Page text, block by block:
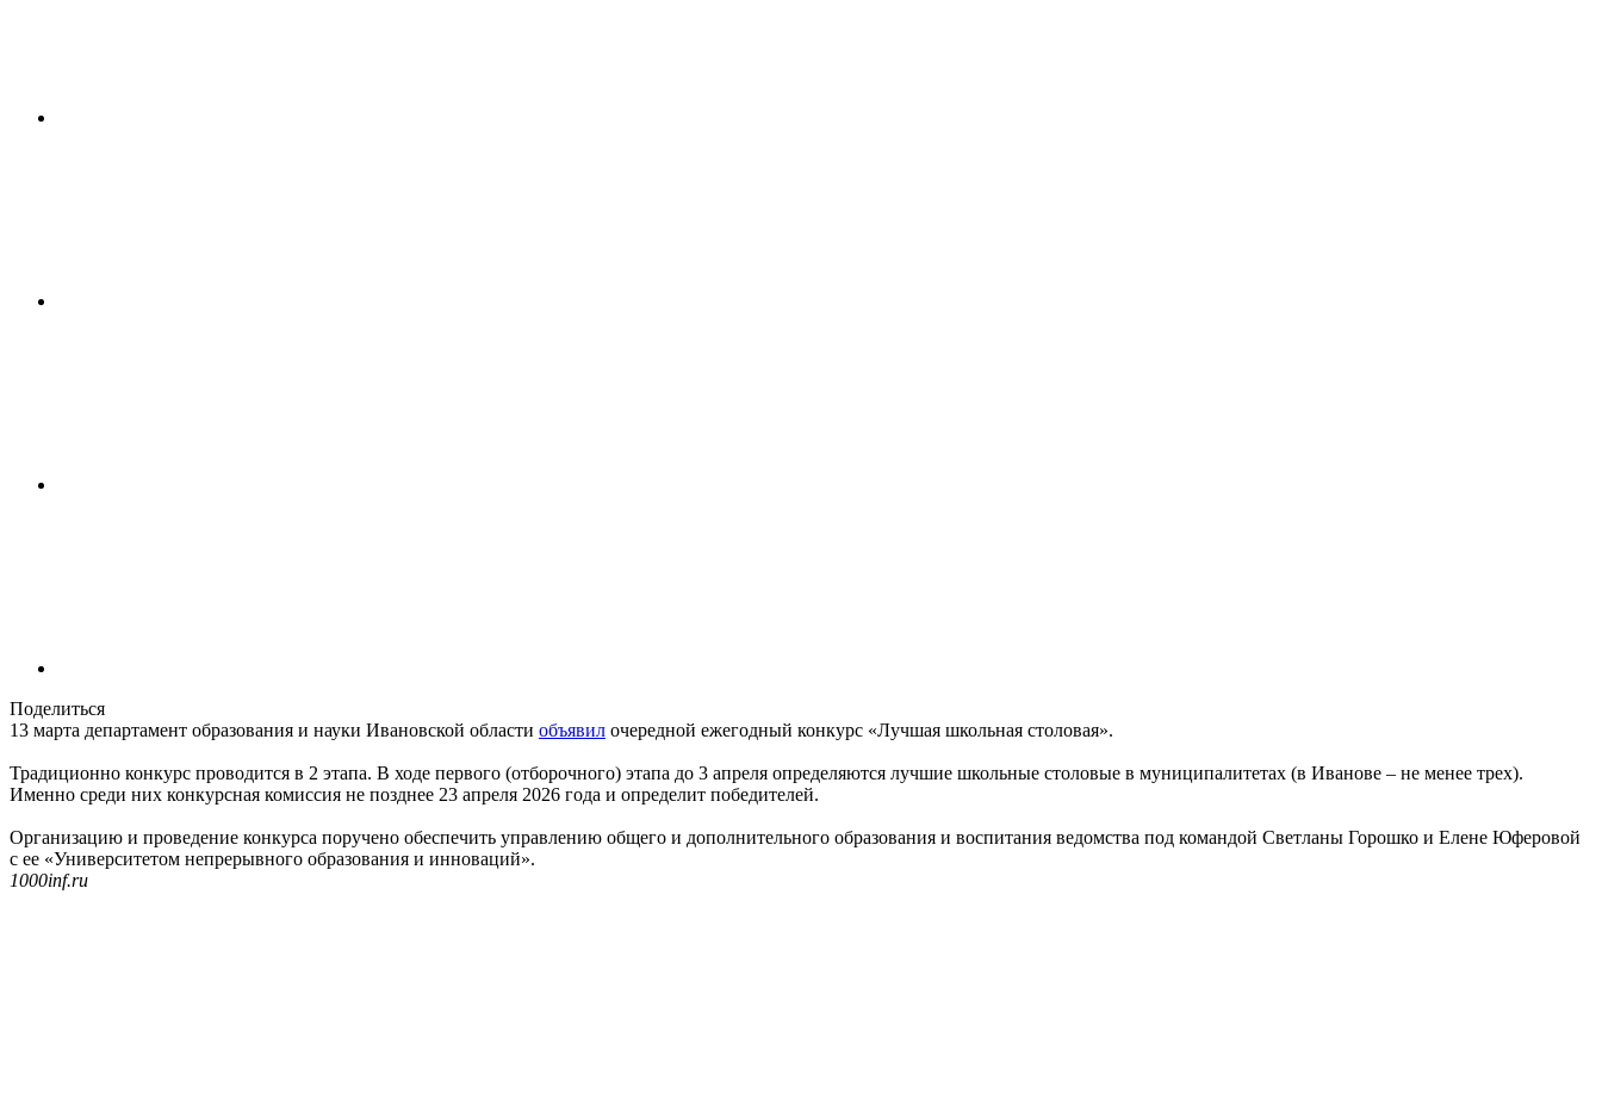
Поделиться
13 марта департамент образования и науки Ивановской области объявил очередной ежегодный конкурс «Лучшая школьная столовая».
Традиционно конкурс проводится в 2 этапа. В ходе первого (отборочного) этапа до 3 апреля определяются лучшие школьные столовые в муниципалитетах (в Иванове – не менее трех).
Именно среди них конкурсная комиссия не позднее 23 апреля 2026 года и определит победителей.
Организацию и проведение конкурса поручено обеспечить управлению общего и дополнительного образования и воспитания ведомства под командой Светланы Горошко и Елене Юферовой
с ее «Университетом непрерывного образования и инноваций».
1000inf.ru